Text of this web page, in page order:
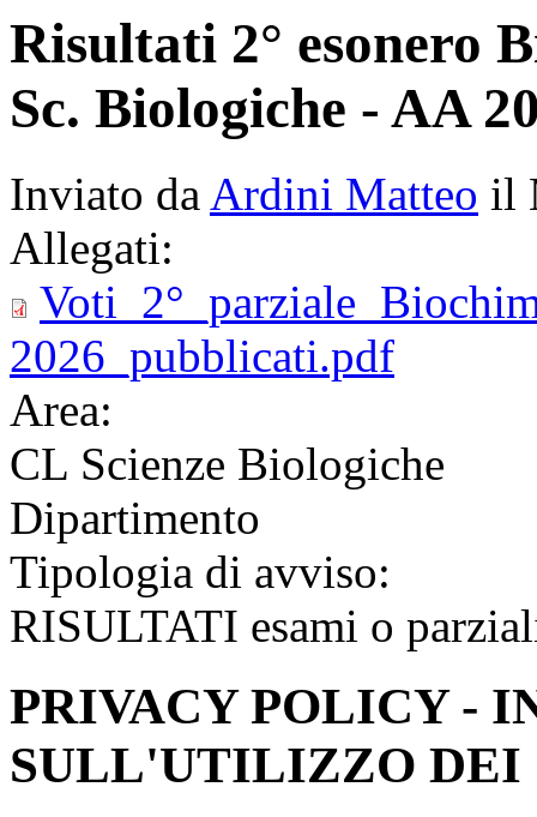
Risultati 2° esonero
Sc. Biologiche - AA
Inviato da Ardini Matteo il
Allegati:
2026_pubblicati.pdf
Area:
CL Scienze Biologiche
Dipartimento
Tipologia di avviso:
RISULTATI esami o
PRIVACY POLICY -
SULL'UTILIZZO DEI